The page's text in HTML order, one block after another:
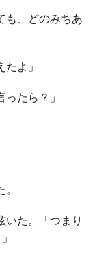
も、どのみちあ
よ」
たら？」
た。「つまり